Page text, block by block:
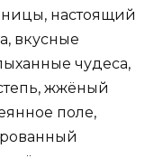
настоящий
вкусные
чудеса,
жжёный
поле,